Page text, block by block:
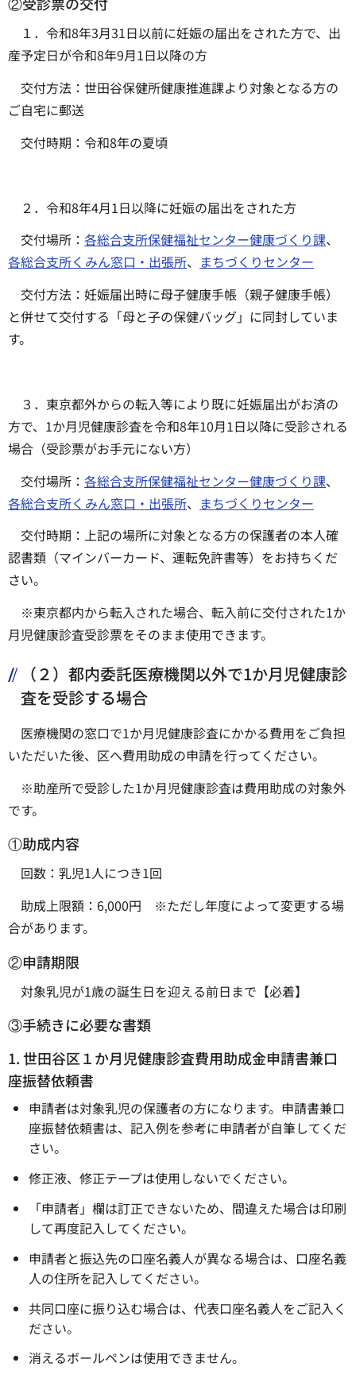
１．令和8年3月31日以前に妊娠の届出をされた方で、出
産予定日が令和8年9月1日以降の方
交付方法：世田谷保健所健康推進課より対象となる方の
ご自宅に郵送
交付時期：令和8年の夏頃
２．令和8年4月1日以降に妊娠の届出をされた方
交付場所： 各総合支所保健福祉センター健康づくり課、
各総合支所くみん窓口・出張所、 まちづくりセンター
交付方法：妊娠届出時に母子健康手帳（親子健康手帳）
と併せて交付する「母と子の保健バッグ」に同封していま
す。
３．東京都外からの転入等により既に妊娠届出がお済の
方で、1か月児健康診査を令和8年10月1日以降に受診される
場合（受診票がお手元にない方）
交付場所： 各総合支所保健福祉センター健康づくり課、
各総合支所くみん窓口・出張所、 まちづくりセンター
交付時期：上記の場所に対象となる方の保護者の本人確
認書類（マインバーカード、運転免許書等）をお持ちくだ
さい。
※東京都内から転入された場合、転入前に交付された1か
月児健康診査受診票をそのまま使用できます。
（２）都内委託医療機関以外で1か月児健康診
査を受診する場合
医療機関の窓口で1か月児健康診査にかかる費用をご負担
いただいた後、区へ費用助成の申請を行ってください。
※助産所で受診した1か月児健康診査は費用助成の対象外
です。
①助成内容
回数：乳児1人につき1回
助成上限額：6,000円 ※ただし年度によって変更する場
合があります。
②申請期限
対象乳児が1歳の誕生日を迎える前日まで【必着】
③手続きに必要な書類
1. 世田谷区１か月児健康診査費用助成金申請書兼口
座振替依頼書
申請者は対象乳児の保護者の方になります。申請書兼口
座振替依頼書は、記入例を参考に申請者が自筆してくだ
さい。
修正液、修正テープは使用しないでください。
「申請者」欄は訂正できないため、間違えた場合は印刷
して再度記入してください。
申請者と振込先の口座名義人が異なる場合は、口座名義
人の住所を記入してください。
共同口座に振り込む場合は、代表口座名義人をご記入く
ださい。
消えるボールペンは使用できません。